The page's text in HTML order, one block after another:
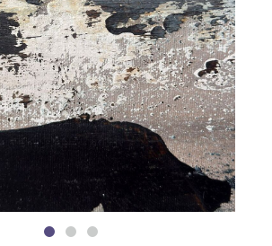
ÜBER MICH
AUSSTELLUNGEN
NEWSLETTER
GALERIE
KLEINE WERKE
IMPRESSIONEN